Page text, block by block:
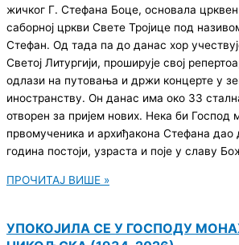
жичког Г. Стефана Боце, основала
саборној цркви Свете Тројице под
Стефан. Од тада па до данас хор
Светој Литургији, проширује свој
одлази на путовања и држи концерте у
иностранству. Он данас има око 33
отворен за пријем нових. Нека би Господ
првомученика и архиђакона Стефана дао
година постоји, узраста и поје у славу
ПРОЧИТАЈ ВИШЕ »
УПОКОЈИЛА СЕ У ГОСПОДУ